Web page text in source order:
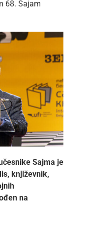
68. Sajam
Sajma je
književnik,
na